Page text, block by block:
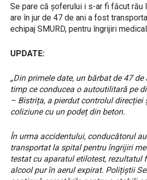
Se pare că șoferului i s-ar fi făcut rău
are în jur de 47 de ani a fost
echipaj SMURD, pentru îngrijiri
UPDATE:
„Din primele date, un bărbat de 47
timp ce conducea o autoutilitară pe
– Bistrița, a pierdut controlul direcției
coliziune cu un podeț din beton.
În urma accidentului, conducătorul
transportat la spital pentru îngrijiri
testat cu aparatul etilotest, rezultatul
alcool pur în aerul expirat. Polițiștii